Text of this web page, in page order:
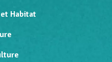
Habitat